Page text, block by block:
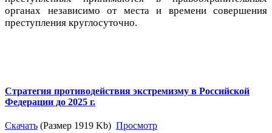
органах независимо от места и времени совершения
преступления круглосуточно.
Стратегия противодействия экстремизму в Российской
Федерации до 2025 г.
Скачать (Размер 1919 Kb) Просмотр